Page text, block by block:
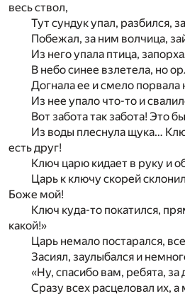
весь ствол,
Тут сундук упал, разбился,
Побежал, за ним волчица,
Из него упала птица,
В небо синее взлетела, но
Догнала ее и смело порвала
Из нее упало что-то и
Вот забота так забота! Это
Из воды плеснула щука…
есть друг!
Ключ царю кидает в руку и
Царь к ключу скорей
Боже мой!
Ключ куда-то покатился,
какой!»
Царь немало постарался,
Засиял, заулыбался и
«Ну, спасибо вам, ребята, за
Сразу всех расцеловал их,